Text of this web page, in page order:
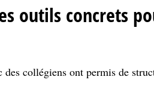
outils concrets
des collégiens ont permis de